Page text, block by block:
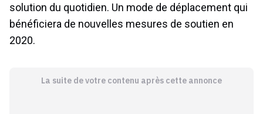
solution du quotidien. Un mode de déplacement qui
bénéficiera de nouvelles mesures de soutien en
2020.
La suite de votre contenu après cette annonce